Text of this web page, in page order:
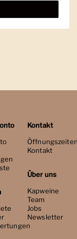
Kontakt
Kontakt
Über uns
Kapweine
Team
Jobs
Newsletter